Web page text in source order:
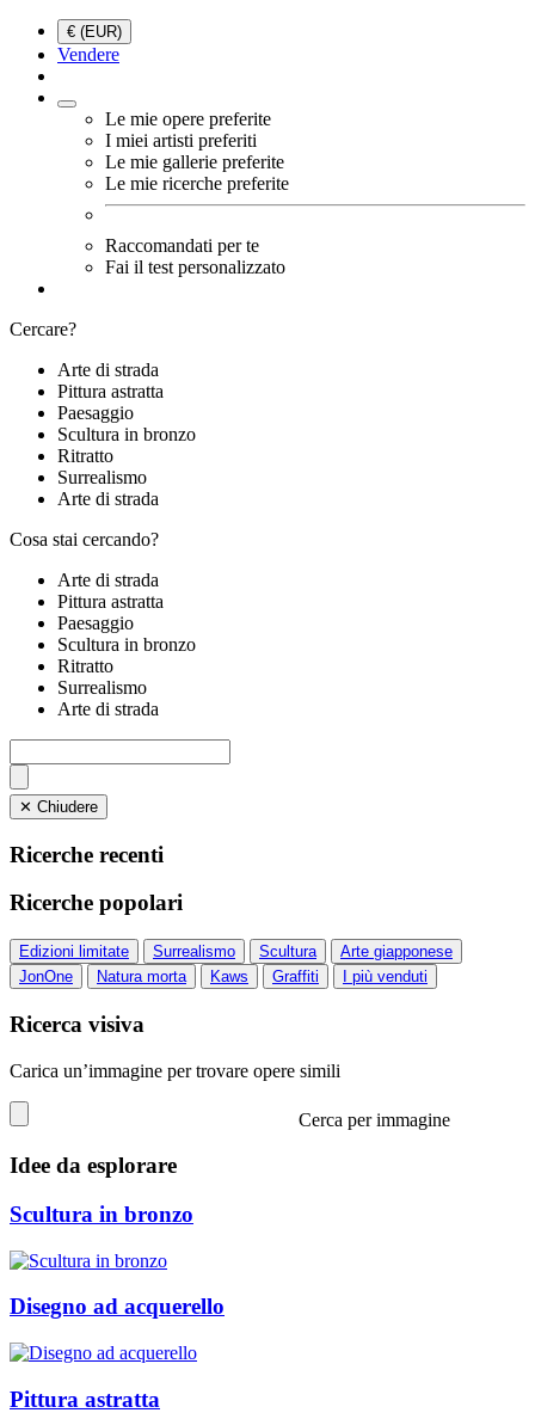
€ (EUR)
Vendere
Le mie opere preferite
I miei artisti preferiti
Le mie gallerie preferite
Le mie ricerche preferite
Raccomandati per te
Fai il test personalizzato
Cercare?
Arte di strada
Pittura astratta
Paesaggio
Scultura in bronzo
Ritratto
Surrealismo
Arte di strada
Cosa stai cercando?
Arte di strada
Pittura astratta
Paesaggio
Scultura in bronzo
Ritratto
Surrealismo
Arte di strada
✕ Chiudere
Ricerche recenti
Ricerche popolari
Edizioni limitate Surrealismo Scultura
Arte giapponese
JonOne
Natura morta Kaws Graffiti I più venduti
Ricerca visiva
Carica un’immagine per trovare opere simili
Cerca per immagine
Idee da esplorare
Scultura in bronzo
Disegno ad acquerello
Pittura astratta